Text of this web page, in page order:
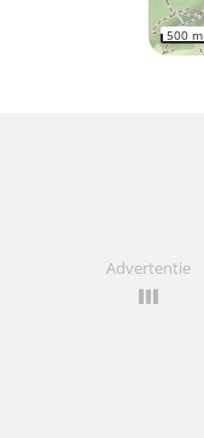
500 m
Advertentie